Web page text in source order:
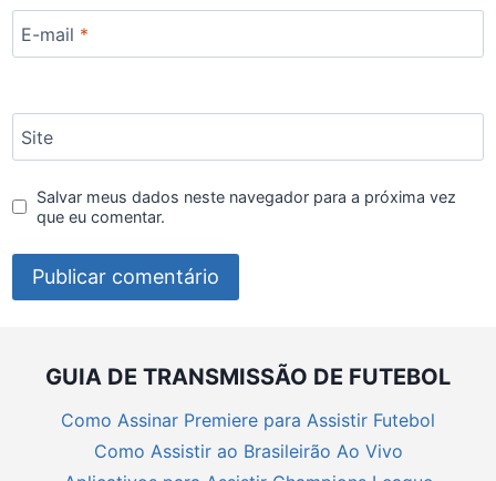
E-mail *
Site
Salvar meus dados neste navegador para a próxima vez
que eu comentar.
GUIA DE TRANSMISSÃO DE FUTEBOL
Como Assinar Premiere para Assistir Futebol
Como Assistir ao Brasileirão Ao Vivo